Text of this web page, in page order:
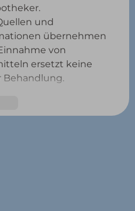
und
übernehmen
von
ersetzt keine
Behandlung.